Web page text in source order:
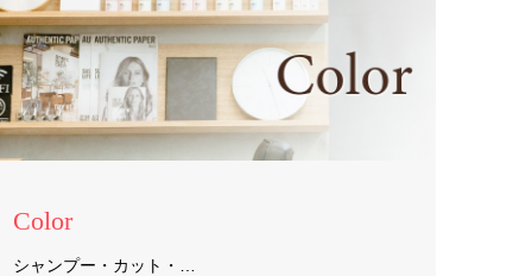
Color
シャンプー・カット・…